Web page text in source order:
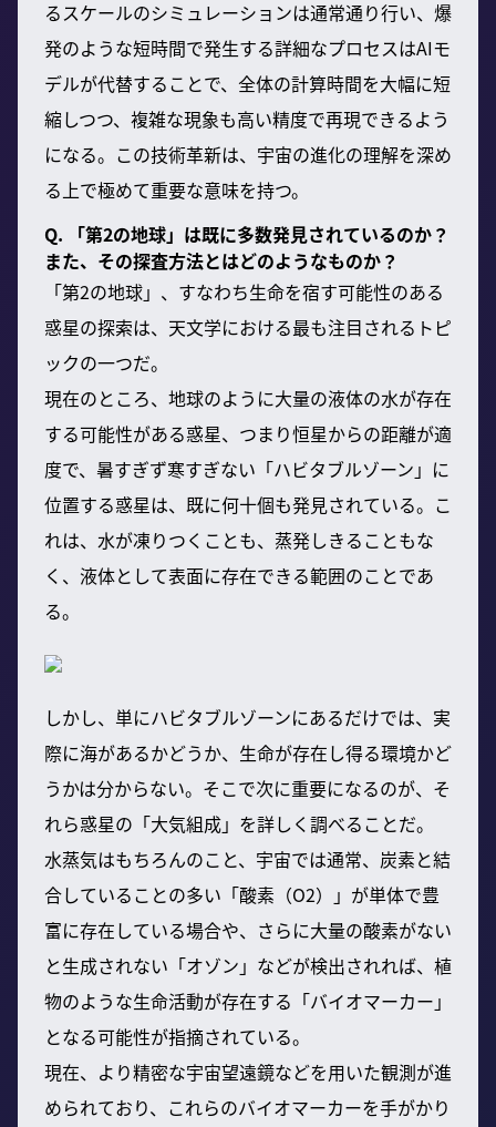
るスケールのシミュレーションは通常通り行い、爆
発のような短時間で発生する詳細なプロセスはAIモ
デルが代替することで、全体の計算時間を大幅に短
縮しつつ、複雑な現象も高い精度で再現できるよう
になる。この技術革新は、宇宙の進化の理解を深め
る上で極めて重要な意味を持つ。
Q. 「第2の地球」は既に多数発見されているのか？
また、その探査方法とはどのようなものか？
「第2の地球」、すなわち生命を宿す可能性のある
惑星の探索は、天文学における最も注目されるトピ
ックの一つだ。
現在のところ、地球のように大量の液体の水が存在
する可能性がある惑星、つまり恒星からの距離が適
度で、暑すぎず寒すぎない「ハビタブルゾーン」に
位置する惑星は、既に何十個も発見されている。こ
れは、水が凍りつくことも、蒸発しきることもな
く、液体として表面に存在できる範囲のことであ
る。
しかし、単にハビタブルゾーンにあるだけでは、実
際に海があるかどうか、生命が存在し得る環境かど
うかは分からない。そこで次に重要になるのが、そ
れら惑星の「大気組成」を詳しく調べることだ。
水蒸気はもちろんのこと、宇宙では通常、炭素と結
合していることの多い「酸素（O2）」が単体で豊
富に存在している場合や、さらに大量の酸素がない
と生成されない「オゾン」などが検出されれば、植
物のような生命活動が存在する「バイオマーカー」
となる可能性が指摘されている。
現在、より精密な宇宙望遠鏡などを用いた観測が進
められており、これらのバイオマーカーを手がかり